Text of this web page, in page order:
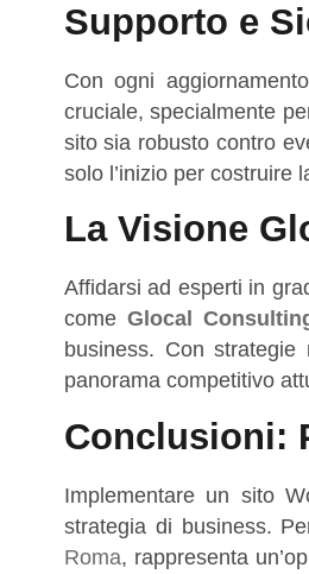
Supporto e
Con ogni
cruciale, specialmente
sito sia robusto contro
solo l’inizio per costruire
La Visione
Affidarsi ad esperti in
come Glocal
business. Con strategie
panorama competitivo
Conclusioni:
Implementare un sito
strategia di business.
Roma, rappresenta